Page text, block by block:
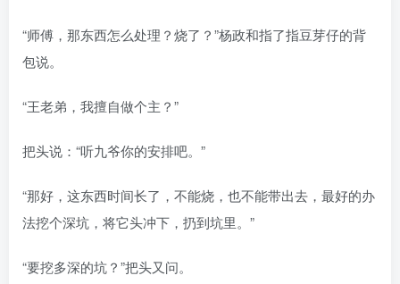
“师傅，那东西怎么处理？烧了？”杨政和指了指豆芽仔的背
包说。
“王老弟，我擅自做个主？”
把头说：“听九爷你的安排吧。”
“那好，这东西时间长了，不能烧，也不能带出去，最好的办
法挖个深坑，将它头冲下，扔到坑里。”
“要挖多深的坑？”把头又问。